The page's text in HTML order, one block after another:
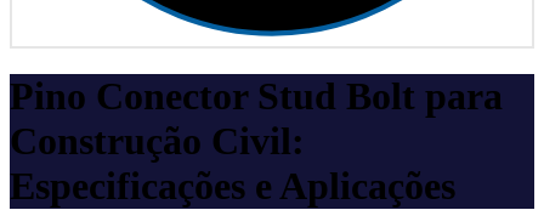
Pino Conector Stud Bolt para
Construção Civil:
Especificações e Aplicações